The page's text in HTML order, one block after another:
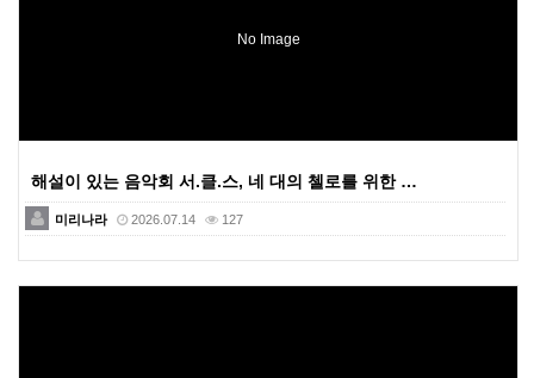
No Image
해설이 있는 음악회 서.클.스, 네 대의 첼로를 위한 …
미리나라 2026.07.14 127